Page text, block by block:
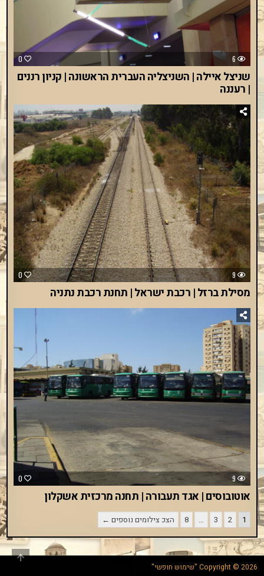
0 6
שניצל איילה | השניצליה העברית הראשונה | קניון רננים
| רעננה
0 9
מסילת ברזל | רכבת ישראל | תחנת רכבת נתניה
0 9
אוטובוסים | אגד תעבורה | תחנה מרכזית אשקלון
Posts
pagination
1
2
3
…
8 הצכ צילומים נוספים ←
Copyright © 2026 "שימוש חופשי"